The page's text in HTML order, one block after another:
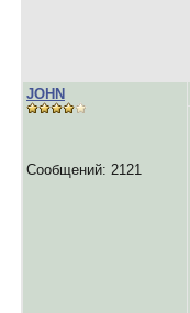
JOHN
Сообщений: 2121